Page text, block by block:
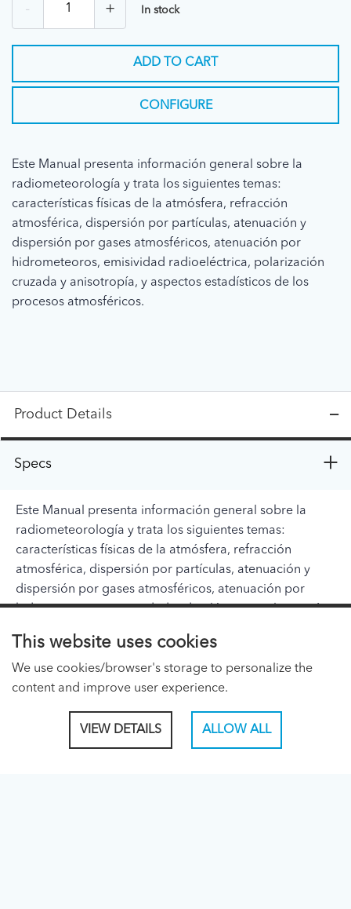
- + In stock
ADD TO CART
CONFIGURE
Este Manual presenta información general sobre la
radiometeorología y trata los siguientes temas:
características físicas de la atmósfera, refracción
atmosférica, dispersión por partículas, atenuación y
dispersión por gases atmosféricos, atenuación por
hidrometeoros, emisividad radioeléctrica, polarización
cruzada y anisotropía, y aspectos estadísticos de los
procesos atmosféricos.
Product Details
Specs
Este Manual presenta información general sobre la
radiometeorología y trata los siguientes temas:
características físicas de la atmósfera, refracción
atmosférica, dispersión por partículas, atenuación y
dispersión por gases atmosféricos, atenuación por
hidrometeoros, emisividad radioeléctrica, polarización
procesos atmosféricos.
ITU PAGES
This website uses cookies
We use cookies/browser's storage to personalize the
content and improve user experience.
VIEW DETAILS ALLOW ALL